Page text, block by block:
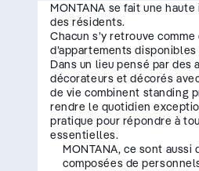
MONTANA se fait une
des résidents.
Chacun s’y retrouve comme
d’appartements
Dans un lieu pensé par des
décorateurs et décorés
de vie combinent standing
rendre le quotidien
pratique pour répondre à
essentielles.
MONTANA, ce sont aussi
composées de